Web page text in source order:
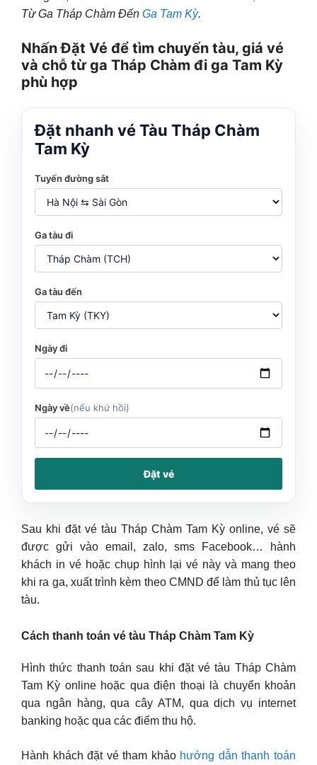
Từ Ga Tháp Chàm Đến Ga Tam Kỳ.
Nhấn Đặt Vé để tìm chuyến tàu, giá vé
và chỗ từ ga Tháp Chàm đi ga Tam Kỳ
phù hợp
Đặt nhanh vé Tàu Tháp Chàm
Tam Kỳ
Tuyến đường sắt
Ga tàu đi
Ga tàu đến
Ngày đi
Ngày về(nếu khứ hồi)
Đặt vé
Sau khi đặt vé tàu Tháp Chàm Tam Kỳ online, vé sẽ
được gửi vào email, zalo, sms Facebook… hành
khách in vé hoặc chụp hình lại vé này và mang theo
khi ra ga, xuất trình kèm theo CMND để làm thủ tục lên
tàu.
Cách thanh toán vé tàu Tháp Chàm Tam Kỳ
Hình thức thanh toán sau khi đặt vé tàu Tháp Chàm
Tam Kỳ online hoặc qua điện thoại là chuyển khoản
qua ngân hàng, qua cây ATM, qua dịch vụ internet
banking hoặc qua các điểm thu hộ.
Hành khách đặt vé tham khảo hướng dẫn thanh toán